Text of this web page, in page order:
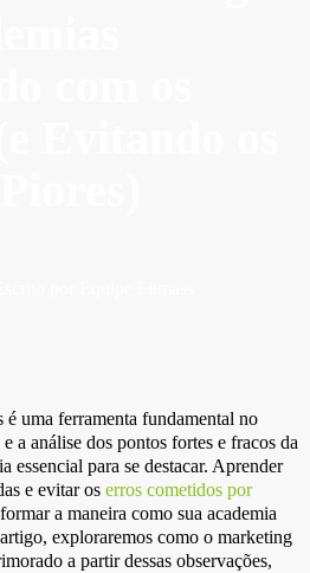
é uma ferramenta fundamental no
a análise dos pontos fortes e fracos da
essencial para se destacar. Aprender
e evitar os erros cometidos por
a maneira como sua academia
exploraremos como o marketing
a partir dessas observações,